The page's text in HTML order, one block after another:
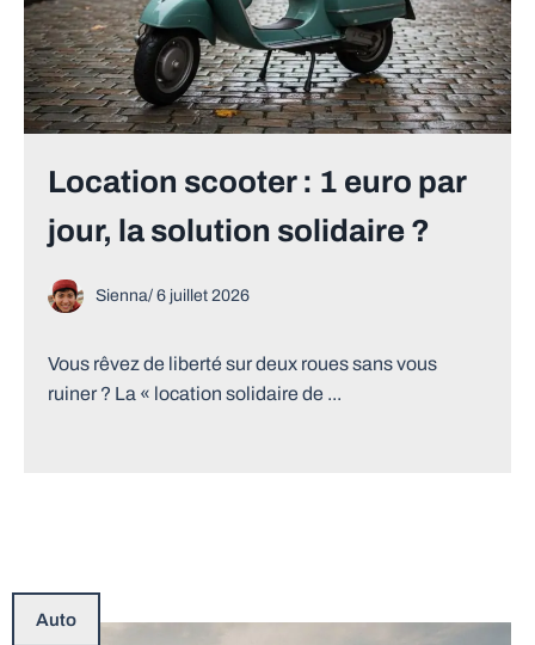
Location scooter : 1 euro par
jour, la solution solidaire ?
Sienna/ 6 juillet 2026
Vous rêvez de liberté sur deux roues sans vous
ruiner ? La « location solidaire de ...
Auto